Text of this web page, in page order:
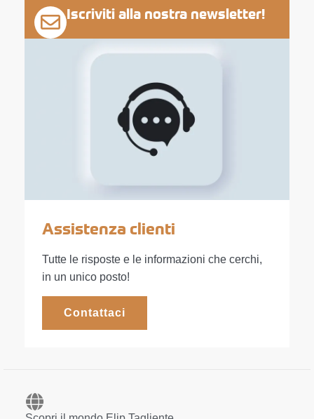
Iscriviti alla nostra newsletter!
Assistenza clienti
Tutte le risposte e le informazioni che cerchi,
in un unico posto!
Contattaci